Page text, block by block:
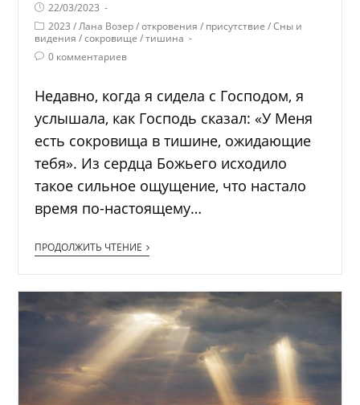
22/03/2023
2023 / Лана Возер / откровения / присутствие / Сны и
видения / сокровище / тишина
0 комментариев
Недавно, когда я сидела с Господом, я
услышала, как Господь сказал: «У Меня
есть сокровища в тишине, ожидающие
тебя». Из сердца Божьего исходило
такое сильное ощущение, что настало
время по-настоящему…
ПРОДОЛЖИТЬ ЧТЕНИЕ